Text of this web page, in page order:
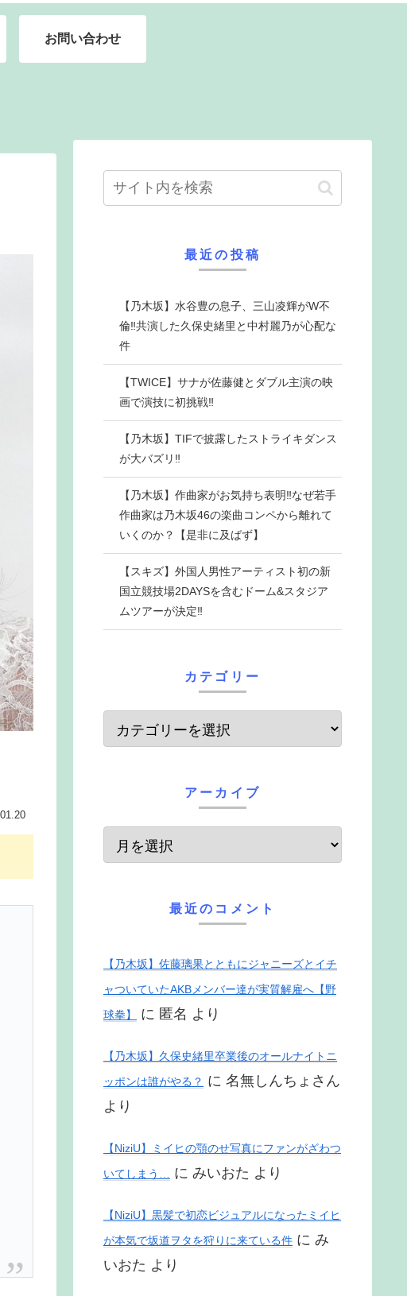
お問い合わせ
最近の投稿
【乃木坂】水谷豊の息子、三山凌輝がW不
倫‼共演した久保史緒里と中村麗乃が心配な
件
【TWICE】サナが佐藤健とダブル主演の映
画で演技に初挑戦‼
【乃木坂】TIFで披露したストライキダンス
が大バズリ‼
【乃木坂】作曲家がお気持ち表明‼なぜ若手
作曲家は乃木坂46の楽曲コンペから離れて
いくのか？【是非に及ばず】
【スキズ】外国人男性アーティスト初の新
国立競技場2DAYSを含むドーム&スタジア
ムツアーが決定‼
カテゴリー
アーカイブ
最近のコメント
【乃木坂】佐藤璃果とともにジャニーズとイチ
ャついていたAKBメンバー達が実質解雇へ【野
球拳】
に 匿名 より
【乃木坂】久保史緒里卒業後のオールナイトニ
ッポンは誰がやる？ に 名無しんちょさん
より
【NiziU】ミイヒの顎のせ写真にファンがざわつ
いてしまう… に みいおた より
【NiziU】黒髪で初恋ビジュアルになったミイヒ
が本気で坂道ヲタを狩りに来ている件 に み
いおた より